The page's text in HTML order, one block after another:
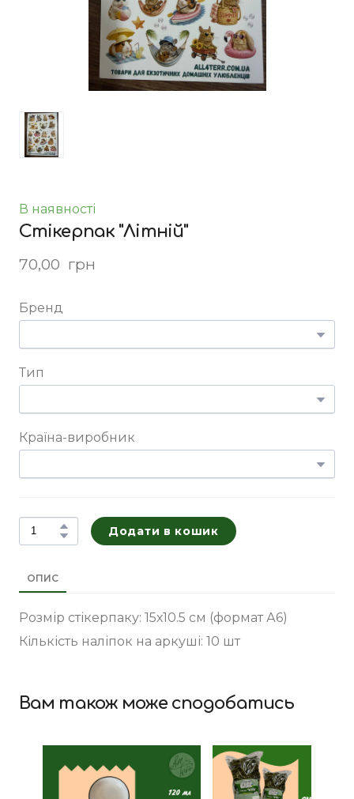
В наявності
Стікерпак "Літній"
70,00  грн
Бренд
Тип
Країна-виробник
Додати в кошик
ОПИС
Розмір стікерпаку: 15х10.5 см (формат А6)
Кількість наліпок на аркуші: 10 шт
Вам також може сподобатись